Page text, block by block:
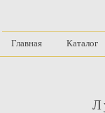
Главная Каталог